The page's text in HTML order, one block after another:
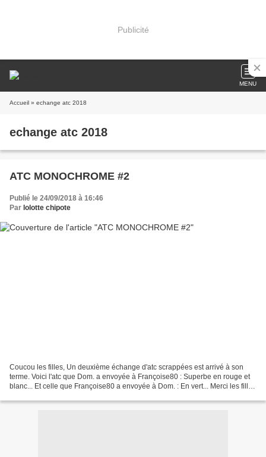
Publicité
MENU
Accueil » echange atc 2018
echange atc 2018
ATC MONOCHROME #2
Publié le 24/09/2018 à 16:46
Par lolotte chipote
Coucou les filles, Un deuxième échange d'atc scrappées est arrivé à son
terme. Voici l'atc que Dom. a envoyée à Françoise80 : Superbe en rouge et
blanc... Et celle que Françoise80 a envoyée à Dom. : En vert... Merci les filles